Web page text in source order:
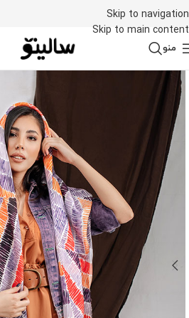
Skip to navigation
Skip to main content
منو